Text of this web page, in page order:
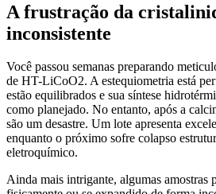
A frustração da
inconsistente
Você passou semanas preparando
de HT-LiCoO2. A estequiometria está
estão equilibrados e sua síntese
como planejado. No entanto, após a
são um desastre. Um lote apresenta
enquanto o próximo sofre colapso
eletroquímico.
Ainda mais intrigante, algumas amostras